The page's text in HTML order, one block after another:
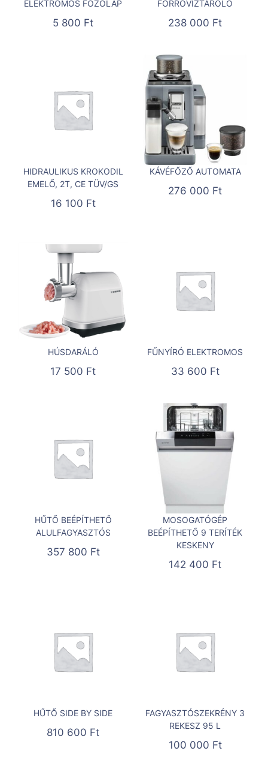
ELEKTROMOS FŐZŐLAP
5 800 Ft
FORRÓVÍZTÁROLÓ
238 000 Ft
HIDRAULIKUS KROKODIL
EMELŐ, 2T, CE TÜV/GS
16 100 Ft
KÁVÉFŐZŐ AUTOMATA
276 000 Ft
HÚSDARÁLÓ
17 500 Ft
FŰNYÍRÓ ELEKTROMOS
33 600 Ft
HŰTŐ BEÉPÍTHETŐ
ALULFAGYASZTÓS
357 800 Ft
MOSOGATÓGÉP
BEÉPÍTHETŐ 9 TERÍTÉK
KESKENY
142 400 Ft
HŰTŐ SIDE BY SIDE
810 600 Ft
FAGYASZTÓSZEKRÉNY 3
REKESZ 95 L
100 000 Ft